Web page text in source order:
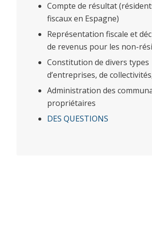
Compte de résultat
fiscaux en Espagne)
Représentation fiscale et
de revenus pour les non-
Constitution de divers types
d’entreprises, de
Administration des
propriétaires
DES QUESTIONS